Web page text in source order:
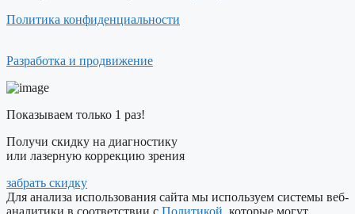
Политика конфиденциальности
Разработка и продвижение
Показываем только 1 раз!
Получи скидку на диагностику
или лазерную коррекцию зрения
забрать скидку
Для анализа использования сайта мы используем системы веб-
аналитики в соответствии с Политикой , которые могут